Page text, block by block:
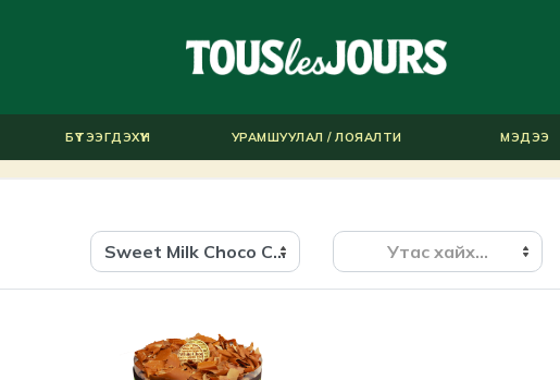
БҮТЭЭГДЭХҮҮН УРАМШУУЛАЛ / ЛОЯАЛТИ МЭДЭЭ
Sweet Milk Choco Cake #4 Утас хайх...